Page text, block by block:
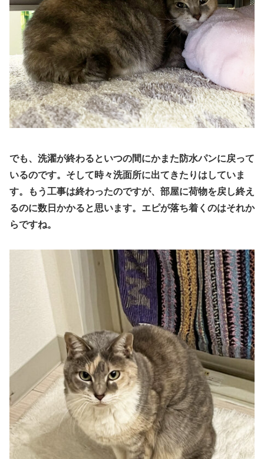
でも、洗濯が終わるといつの間にかまた防水パンに戻って
いるのです。そして時々洗面所に出てきたり は していま
す。もう工事は終わったのですが、部屋に荷物を戻し終え
るのに数日かかると思います。エピが落ち着くのはそれか
らですね。